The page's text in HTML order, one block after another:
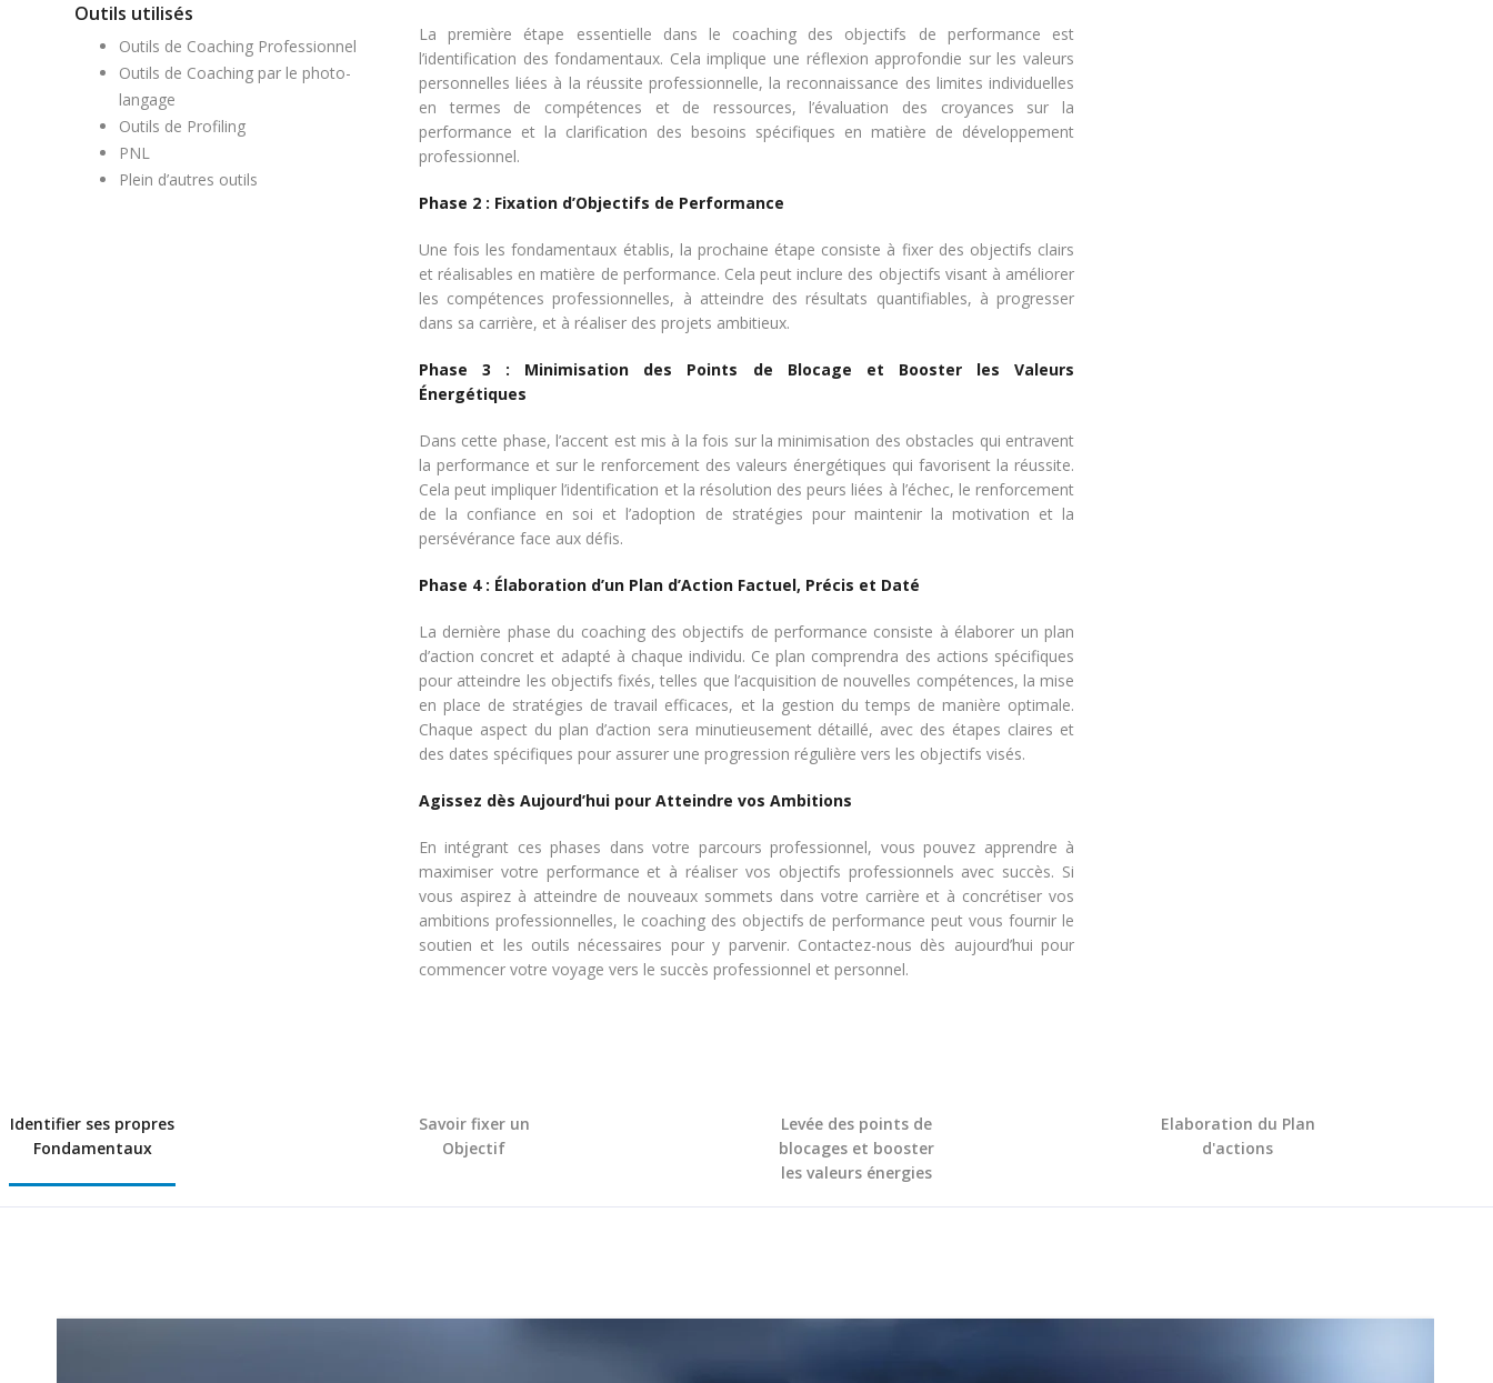
Outils utilisés
Outils de Coaching Professionnel
Outils de Coaching par le photo-
langage
Outils de Profiling
PNL
Plein d’autres outils
La première étape essentielle dans le coaching des objectifs de performance est
l’identification des fondamentaux. Cela implique une réflexion approfondie sur les valeurs
personnelles liées à la réussite professionnelle, la reconnaissance des limites individuelles
en termes de compétences et de ressources, l’évaluation des croyances sur la
performance et la clarification des besoins spécifiques en matière de développement
professionnel.
Phase 2 : Fixation d’Objectifs de Performance
Une fois les fondamentaux établis, la prochaine étape consiste à fixer des objectifs clairs
et réalisables en matière de performance. Cela peut inclure des objectifs visant à améliorer
les compétences professionnelles, à atteindre des résultats quantifiables, à progresser
dans sa carrière, et à réaliser des projets ambitieux.
Phase 3 : Minimisation des Points de Blocage et Booster les Valeurs
Énergétiques
Dans cette phase, l’accent est mis à la fois sur la minimisation des obstacles qui entravent
la performance et sur le renforcement des valeurs énergétiques qui favorisent la réussite.
Cela peut impliquer l’identification et la résolution des peurs liées à l’échec, le renforcement
de la confiance en soi et l’adoption de stratégies pour maintenir la motivation et la
persévérance face aux défis.
Phase 4 : Élaboration d’un Plan d’Action Factuel, Précis et Daté
La dernière phase du coaching des objectifs de performance consiste à élaborer un plan
d’action concret et adapté à chaque individu. Ce plan comprendra des actions spécifiques
pour atteindre les objectifs fixés, telles que l’acquisition de nouvelles compétences, la mise
en place de stratégies de travail efficaces, et la gestion du temps de manière optimale.
Chaque aspect du plan d’action sera minutieusement détaillé, avec des étapes claires et
des dates spécifiques pour assurer une progression régulière vers les objectifs visés.
Agissez dès Aujourd’hui pour Atteindre vos Ambitions
En intégrant ces phases dans votre parcours professionnel, vous pouvez apprendre à
maximiser votre performance et à réaliser vos objectifs professionnels avec succès. Si
vous aspirez à atteindre de nouveaux sommets dans votre carrière et à concrétiser vos
ambitions professionnelles, le coaching des objectifs de performance peut vous fournir le
soutien et les outils nécessaires pour y parvenir. Contactez-nous dès aujourd’hui pour
commencer votre voyage vers le succès professionnel et personnel.
Identifier ses propres
Fondamentaux
Savoir fixer un
Objectif
Levée des points de
blocages et booster
les valeurs énergies
Elaboration du Plan
d'actions